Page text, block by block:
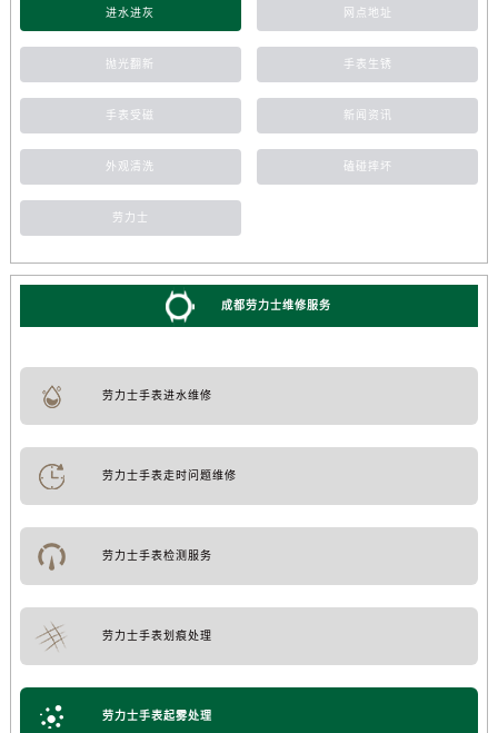
进水进灰 网点地址
抛光翻新 手表生锈
手表受磁 新闻资讯
外观清洗 磕碰摔坏
劳力士
成都劳力士维修服务
劳力士手表进水维修
劳力士手表走时问题维修
劳力士手表检测服务
劳力士手表划痕处理
劳力士手表起雾处理